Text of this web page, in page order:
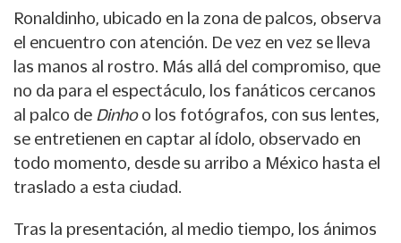
Ronaldinho, ubicado en la zona de palcos, observa
el encuentro con atención. De vez en vez se lleva
las manos al rostro. Más allá del compromiso, que
no da para el espectáculo, los fanáticos cercanos
al palco de Dinhoo los fotógrafos, con sus lentes,
se entretienen en captar al ídolo, observado en
todo momento, desde su arribo a México hasta el
traslado a esta ciudad.
Tras la presentación, al medio tiempo, los ánimos